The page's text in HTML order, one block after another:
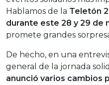
Hablamos de la Teletón
durante este 28 y 29 de
promete grandes
De hecho, en una
general de la jornada
anunció varios cambios